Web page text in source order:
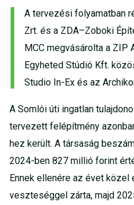
A tervezési folyamatban
Zrt. és a ZDA–Zoboki
MCC megvásárolta a ZIP
Egyheted Stúdió Kft.
Studio In-Ex és az
A Somlói úti ingatlan
tervezett felépítmény
hez került. A társaság
2024-ben 827 millió forint
Ennek ellenére az évet
veszteséggel zárta, majd